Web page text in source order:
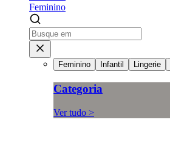
Feminino
Feminino Infantil Lingerie
Categoria
Ver tudo >